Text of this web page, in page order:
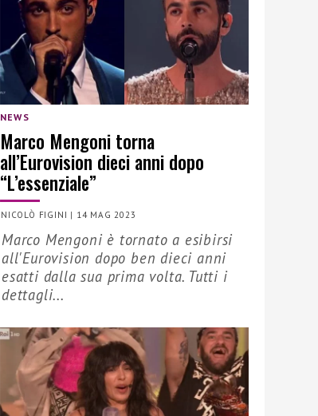
NEWS
Marco Mengoni torna
all’Eurovision dieci anni dopo
“L’essenziale”
NICOLÒ FIGINI | 14 MAG 2023
Marco Mengoni è tornato a esibirsi
all'Eurovision dopo ben dieci anni
esatti dalla sua prima volta. Tutti i
dettagli...